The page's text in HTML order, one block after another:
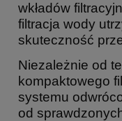
wkładów
filtracja wody
skuteczność
Niezależnie od
kompaktowego
systemu
od